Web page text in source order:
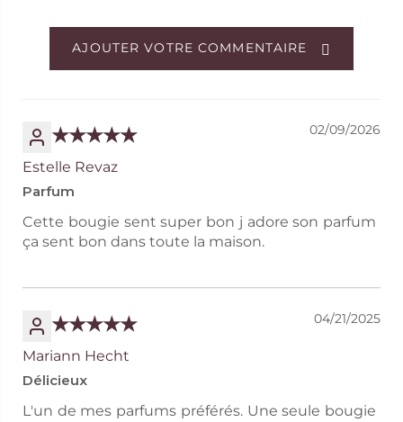
AJOUTER VOTRE COMMENTAIRE
02/09/2026
Estelle Revaz
Parfum
Cette bougie sent super bon j adore son parfum
ça sent bon dans toute la maison.
04/21/2025
Mariann Hecht
Délicieux
L'un de mes parfums préférés. Une seule bougie